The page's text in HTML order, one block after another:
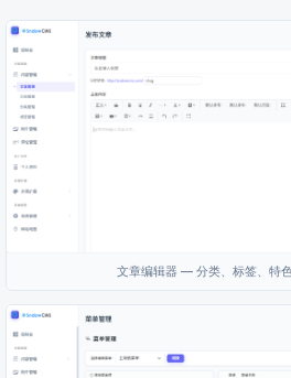
文章编辑器 — 分类、标签、特